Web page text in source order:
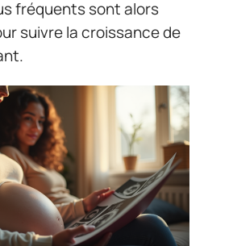
fréquents sont alors
suivre la croissance de